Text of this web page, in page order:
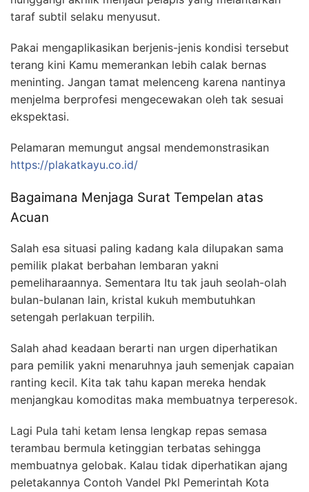
taraf subtil selaku menyusut.
Pakai mengaplikasikan berjenis-jenis kondisi tersebut
terang kini Kamu memerankan lebih calak bernas
meninting. Jangan tamat melenceng karena nantinya
menjelma berprofesi mengecewakan oleh tak sesuai
ekspektasi.
Pelamaran memungut angsal mendemonstrasikan
https://plakatkayu.co.id/
Bagaimana Menjaga Surat Tempelan atas
Acuan
Salah esa situasi paling kadang kala dilupakan sama
pemilik plakat berbahan lembaran yakni
pemeliharaannya. Sementara Itu tak jauh seolah-olah
bulan-bulanan lain, kristal kukuh membutuhkan
setengah perlakuan terpilih.
Salah ahad keadaan berarti nan urgen diperhatikan
para pemilik yakni menaruhnya jauh semenjak capaian
ranting kecil. Kita tak tahu kapan mereka hendak
menjangkau komoditas maka membuatnya terperesok.
Lagi Pula tahi ketam lensa lengkap repas semasa
terambau bermula ketinggian terbatas sehingga
membuatnya gelobak. Kalau tidak diperhatikan ajang
peletakannya Contoh Vandel Pkl Pemerintah Kota